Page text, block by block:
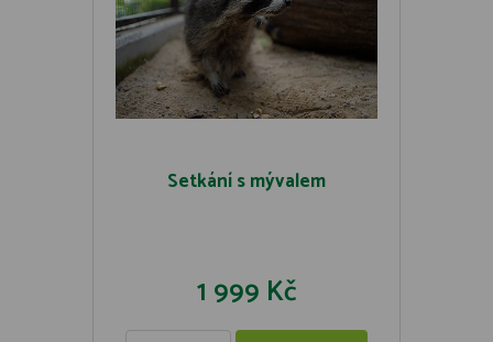
Setkání s mývalem
1 999 Kč